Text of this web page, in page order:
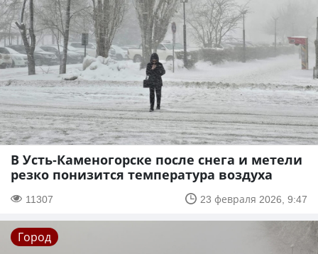
В Усть-Каменогорске после снега и метели
резко понизится температура воздуха
11307 23 февраля 2026, 9:47
Город